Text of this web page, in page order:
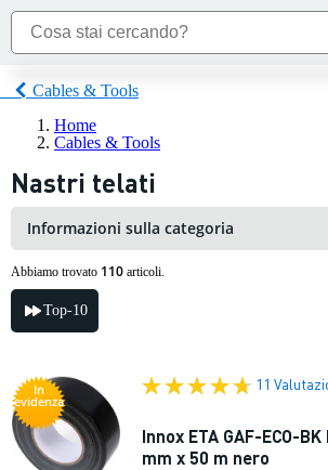
Cables & Tools
Home
Cables & Tools
Nastri telati
Informazioni sulla categoria
Abbiamo trovato 110 articoli.
Top-10
In
evidenza
11
Innox ETA GAF-ECO-
mm x 50 m nero